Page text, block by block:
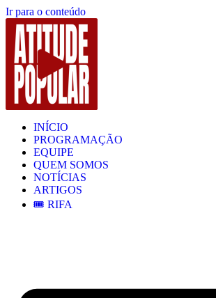
Ir para o conteúdo
INÍCIO
PROGRAMAÇÃO
EQUIPE
QUEM SOMOS
NOTÍCIAS
ARTIGOS
🎟️ RIFA